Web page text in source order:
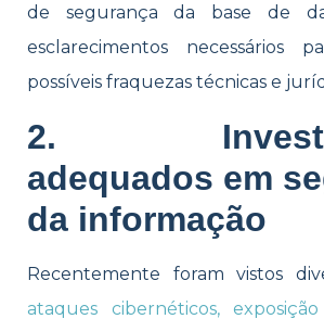
de segurança da base de
esclarecimentos necessários
possíveis fraquezas técnicas e
2.
adequados em
da informação
Recentemente foram vistos
ataques cibernéticos,